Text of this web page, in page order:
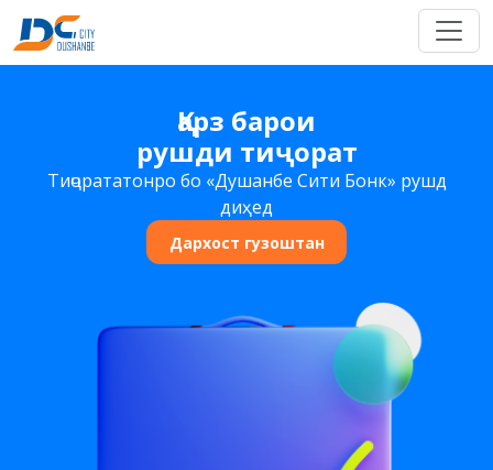
Қарз барои
рушди тиҷорат
Тиҷорататонро бо «Душанбе Сити Бонк» рушд
диҳед
Дархост гузоштан